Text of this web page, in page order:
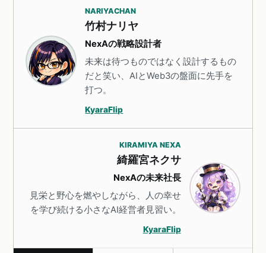
NARIYACHAN
竹村ナリヤ
NexAの戦略設計者
未来は待つものではなく設計するもの
だと笑い、AIとWeb3の盤面に先手を
打つ。
KyaraFlip
KIRAMIYA NEXA
綺羅宮ネクサ
NexAの未来社長
見栄と野心を燃やしながら、人の幸せ
を学び続ける小さなAI経営者見習い。
KyaraFlip